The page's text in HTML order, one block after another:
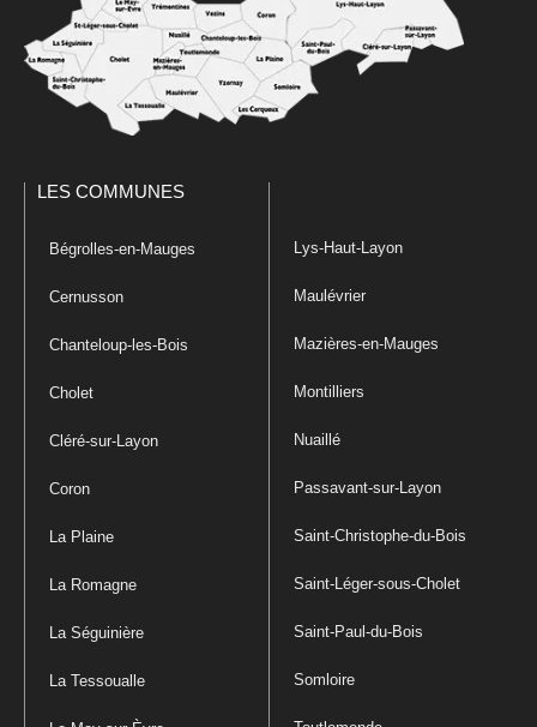
LES COMMUNES
Bégrolles-en-Mauges
Cernusson
Chanteloup-les-Bois
Cholet
Cléré-sur-Layon
Coron
La Plaine
La Romagne
La Séguinière
La Tessoualle
Lys-Haut-Layon
Maulévrier
Mazières-en-Mauges
Montilliers
Nuaillé
Passavant-sur-Layon
Saint-Christophe-du-Bois
Saint-Léger-sous-Cholet
Saint-Paul-du-Bois
Somloire